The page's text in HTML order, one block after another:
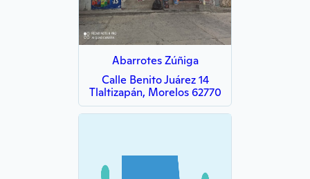
Abarrotes Zúñiga
Calle Benito Juárez 14
Tlaltizapán, Morelos 62770